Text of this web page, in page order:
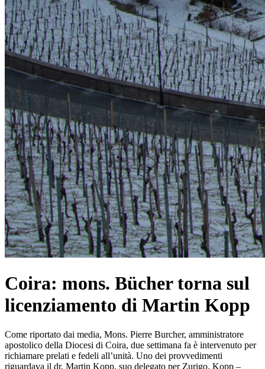
Coira: mons. Bücher torna sul
licenziamento di Martin Kopp
Come riportato dai media, Mons. Pierre Burcher, amministratore
apostolico della Diocesi di Coira, due settimana fa è intervenuto per
richiamare prelati e fedeli all’unità. Uno dei provvedimenti
riguardava il dr. Martin Kopp, suo delegato per Zurigo. Kopp –